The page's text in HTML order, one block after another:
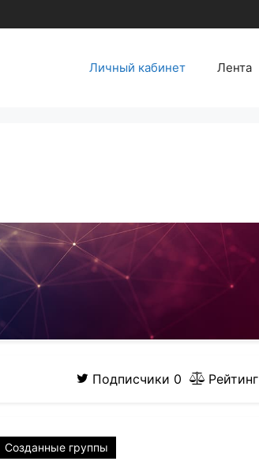
Личный кабинет Лента
Подписчики 0 Рейтинг
Созданные группы